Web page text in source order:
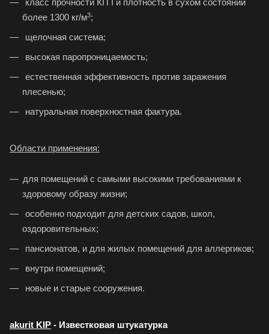
класс прочности КП I и плотность в сухом состоянии
более 1300 кг/м3;
щелочная система;
высокая паропроницаемость;
естественная эффективность против заражения
плесенью;
натуральная поверхностная фактура.
Области применения:
для помещений с самыми высокими требованиями к
здоровому образу жизни;
особенно подходит для детских садов, школ,
оздоровительных;
пансионатов, и для жилых помещений для аллергиков;
внутри помещений;
новые и старые сооружения.
akurit KIP - Известковая штукатурка